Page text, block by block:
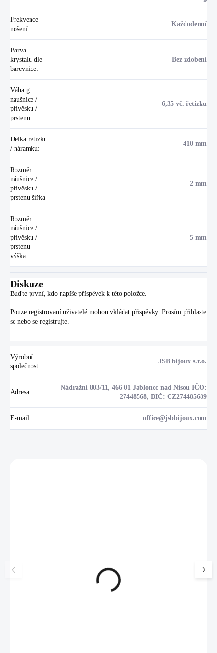
Frekvence
nošení:
Každodenní
Barva
krystalu dle
barevnice:
Bez zdobení
Váha g
náušnice /
přívěsku /
prstenu:
6,35 vč. řetízku
Délka řetízku
/ náramku:
410 mm
Rozměr
náušnice /
přívěsku /
prstenu šířka:
2 mm
Rozměr
náušnice /
přívěsku /
prstenu
výška:
5 mm
Diskuze
Buďte první, kdo napíše příspěvek k této položce.
Pouze registrovaní uživatelé mohou vkládat příspěvky. Prosím přihlaste
se nebo se registrujte
Výrobní
společnost :
JSB bijoux s.r.o.
Adresa :
Nádražní 803/11, 466 01 Jablonec nad Nisou IČO:
27448568, DIČ: CZ274485689
E-mail : office@jsbbijoux.com